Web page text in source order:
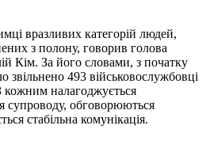
вразливих категорій людей,
з полону, говорив голова
Кім. За його словами, з початку
звільнено 493 військовослужбовці
кожним налагоджується
супроводу, обговорюються
стабільна комунікація.